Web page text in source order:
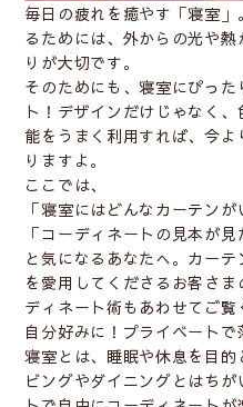
毎日の疲れを癒やす「寝室
るためには、外からの光や
りが大切です。
そのためにも、寝室にぴっ
ト！デザインだけじゃなく
能をうまく利用すれば、今
りますよ。
ここでは、
「寝室にはどんなカーテンが
「コーディネートの見本が見
と気になるあなたへ。カーテ
を愛用してくださるお客さ
ディネート術もあわせてご覧
自分好みに！プライベートで
寝室とは、睡眠や休息を目
ビングやダイニングとはち